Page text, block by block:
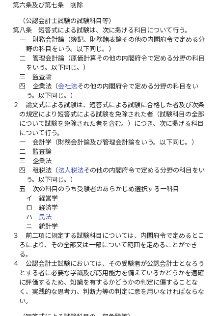
第六条及び第七条 削除
（公認会計士試験の試験科目等）
第八条
短答式による試験は、次に掲げる科目について行う。
一
財務会計論（簿記、財務諸表論その他の内閣府令で定める分
野の科目をいう。以下同じ。）
二
管理会計論（原価計算その他の内閣府令で定める分野の科目
をいう。以下同じ。）
三
監査論
四
企業法（会社法その他の内閣府令で定める分野の科目をい
う。以下同じ。）
２
論文式による試験は、短答式による試験に合格した者及び次条
の規定により短答式による試験を免除された者（試験科目の全部
について試験を免除された者を含む。）につき、次に掲げる科目
について行う。
一
会計学（財務会計論及び管理会計論をいう。以下同じ。）
二
監査論
三
企業法
四
租税法（法人税法その他の内閣府令で定める分野の科目をい
う。以下同じ。）
五
次の科目のうち受験者のあらかじめ選択する一科目
イ
経営学
ロ
経済学
ハ
民法
ニ
統計学
３
前二項に規定する試験科目については、内閣府令で定めるとこ
ろにより、その全部又は一部について範囲を定めることができ
る。
４
公認会計士試験においては、その受験者が公認会計士となろう
とする者に必要な学識及び応用能力を備えているかどうかを適確
に評価するため、知識を有するかどうかの判定に偏することな
く、実践的な思考力、判断力等の判定に意を用いなければならな
い。